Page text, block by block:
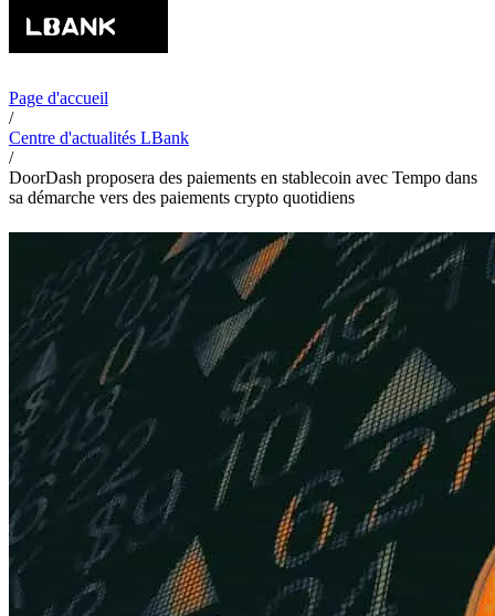
Page d'accueil
/
Centre d'actualités LBank
/
DoorDash proposera des paiements en stablecoin avec Tempo dans
sa démarche vers des paiements crypto quotidiens